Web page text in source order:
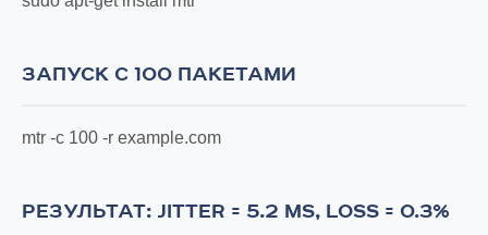
ЗАПУСК С 100 ПАКЕТАМИ
mtr -c 100 -r example.com
РЕЗУЛЬТАТ: JITTER = 5.2 MS, LOSS = 0.3%